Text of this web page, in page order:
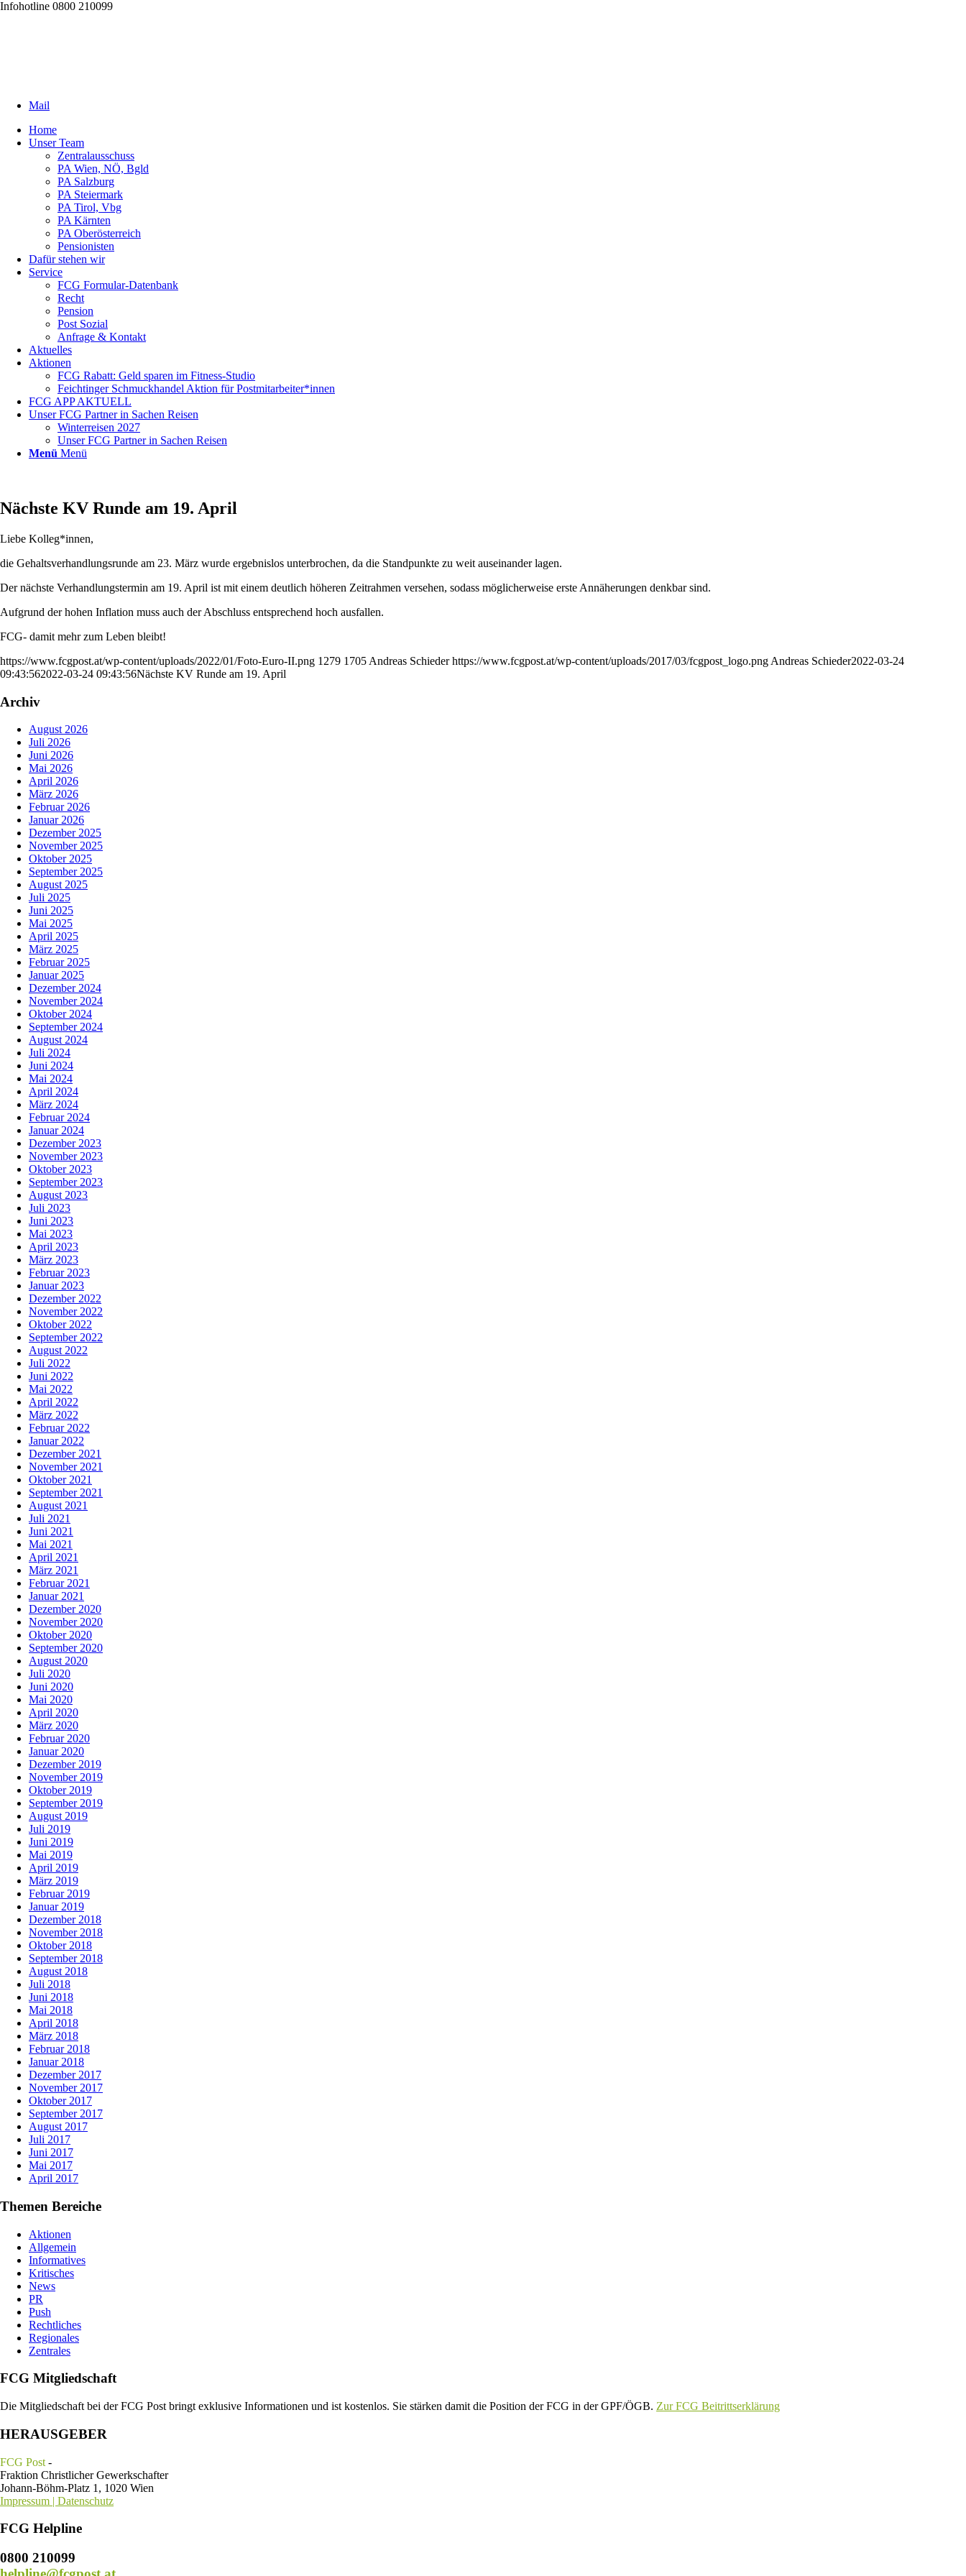
Infohotline 0800 210099
Mail
Home
Unser Team
Zentralausschuss
PA Wien, NÖ, Bgld
PA Salzburg
PA Steiermark
PA Tirol, Vbg
PA Kärnten
PA Oberösterreich
Pensionisten
Dafür stehen wir
Service
FCG Formular-Datenbank
Recht
Pension
Post Sozial
Anfrage & Kontakt
Aktuelles
Aktionen
FCG Rabatt: Geld sparen im Fitness-Studio
Feichtinger Schmuckhandel Aktion für Postmitarbeiter*innen
FCG APP AKTUELL
Unser FCG Partner in Sachen Reisen
Winterreisen 2027
Unser FCG Partner in Sachen Reisen
Menü Menü
Nächste KV Runde am 19. April
Liebe Kolleg*innen,
die Gehaltsverhandlungsrunde am 23. März wurde ergebnislos unterbrochen, da die Standpunkte zu weit auseinander lagen.
Der nächste Verhandlungstermin am 19. April ist mit einem deutlich höheren Zeitrahmen versehen, sodass möglicherweise erste Annäherungen denkbar sind.
Aufgrund der hohen Inflation muss auch der Abschluss entsprechend hoch ausfallen.
FCG- damit mehr zum Leben bleibt!
https://www.fcgpost.at/wp-content/uploads/2022/01/Foto-Euro-II.png 1279 1705 Andreas Schieder https://www.fcgpost.at/wp-content/uploads/2017/03/fcgpost_logo.png Andreas Schieder2022-03-24
09:43:562022-03-24 09:43:56Nächste KV Runde am 19. April
Archiv
August 2026
Juli 2026
Juni 2026
Mai 2026
April 2026
März 2026
Februar 2026
Januar 2026
Dezember 2025
November 2025
Oktober 2025
September 2025
August 2025
Juli 2025
Juni 2025
Mai 2025
April 2025
März 2025
Februar 2025
Januar 2025
Dezember 2024
November 2024
Oktober 2024
September 2024
August 2024
Juli 2024
Juni 2024
Mai 2024
April 2024
März 2024
Februar 2024
Januar 2024
Dezember 2023
November 2023
Oktober 2023
September 2023
August 2023
Juli 2023
Juni 2023
Mai 2023
April 2023
März 2023
Februar 2023
Januar 2023
Dezember 2022
November 2022
Oktober 2022
September 2022
August 2022
Juli 2022
Juni 2022
Mai 2022
April 2022
März 2022
Februar 2022
Januar 2022
Dezember 2021
November 2021
Oktober 2021
September 2021
August 2021
Juli 2021
Juni 2021
Mai 2021
April 2021
März 2021
Februar 2021
Januar 2021
Dezember 2020
November 2020
Oktober 2020
September 2020
August 2020
Juli 2020
Juni 2020
Mai 2020
April 2020
März 2020
Februar 2020
Januar 2020
Dezember 2019
November 2019
Oktober 2019
September 2019
August 2019
Juli 2019
Juni 2019
Mai 2019
April 2019
März 2019
Februar 2019
Januar 2019
Dezember 2018
November 2018
Oktober 2018
September 2018
August 2018
Juli 2018
Juni 2018
Mai 2018
April 2018
März 2018
Februar 2018
Januar 2018
Dezember 2017
November 2017
Oktober 2017
September 2017
August 2017
Juli 2017
Juni 2017
Mai 2017
April 2017
Themen Bereiche
Aktionen
Allgemein
Informatives
Kritisches
News
PR
Push
Rechtliches
Regionales
Zentrales
FCG Mitgliedschaft
Die Mitgliedschaft bei der FCG Post bringt exklusive Informationen und ist kostenlos. Sie stärken damit die Position der FCG in der GPF/ÖGB. Zur FCG Beitrittserklärung
HERAUSGEBER
FCG Post -
Fraktion Christlicher Gewerkschafter
Johann-Böhm-Platz 1, 1020 Wien
Impressum | Datenschutz
FCG Helpline
0800 210099